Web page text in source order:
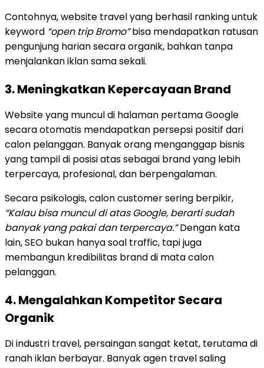
Contohnya, website travel yang berhasil ranking untuk
keyword “open trip Bromo”bisa mendapatkan ratusan
pengunjung harian secara organik, bahkan tanpa
menjalankan iklan sama sekali.
3. Meningkatkan Kepercayaan Brand
Website yang muncul di halaman pertama Google
secara otomatis mendapatkan persepsi positif dari
calon pelanggan. Banyak orang menganggap bisnis
yang tampil di posisi atas sebagai brand yang lebih
terpercaya, profesional, dan berpengalaman.
Secara psikologis, calon customer sering berpikir,
“Kalau bisa muncul di atas Google, berarti sudah
banyak yang pakai dan terpercaya.”Dengan kata
lain, SEO bukan hanya soal traffic, tapi juga
membangun kredibilitas brand di mata calon
pelanggan.
4. Mengalahkan Kompetitor Secara
Organik
Di industri travel, persaingan sangat ketat, terutama di
ranah iklan berbayar. Banyak agen travel saling